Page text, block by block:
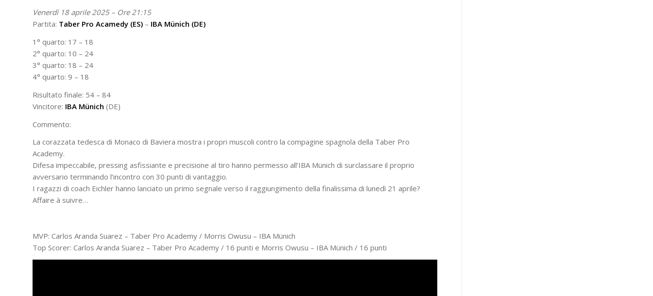
Venerdì 18 aprile 2025 – Ore 21:15
Partita: Taber Pro Acamedy (ES) – IBA Münich (DE)
1° quarto: 17 – 18
2° quarto: 10 – 24
3° quarto: 18 – 24
4° quarto: 9 – 18
Risultato finale: 54 – 84
Vincitore: IBA Münich (DE)
Commento:
La corazzata tedesca di Monaco di Baviera mostra i propri muscoli contro la compagine spagnola della Taber Pro
Academy.
Difesa impeccabile, pressing asfissiante e precisione al tiro hanno permesso all’IBA Münich di surclassare il proprio
avversario terminando l’incontro con 30 punti di vantaggio.
I ragazzi di coach Eichler hanno lanciato un primo segnale verso il raggiungimento della finalissima di lunedì 21 aprile?
Affaire à suivre…
MVP: Carlos Aranda Suarez – Taber Pro Academy / Morris Owusu – IBA Münich
Top Scorer: Carlos Aranda Suarez – Taber Pro Academy / 16 punti e Morris Owusu – IBA Münich / 16 punti